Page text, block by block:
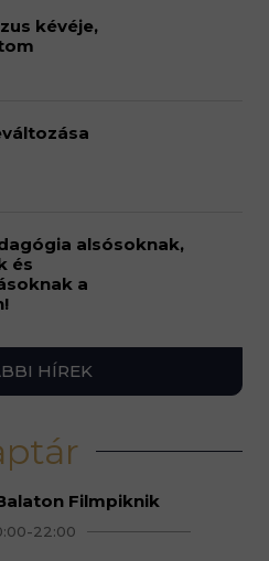
kévéje,
alsósoknak,
és
a
HÍREK
Filmpiknik
22:00